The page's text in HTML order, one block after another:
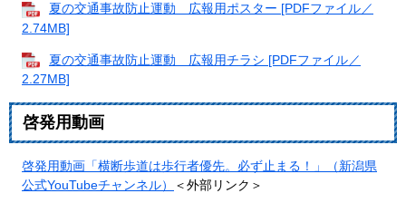
夏の交通事故防止運動 広報用ポスター [PDFファイル／
2.74MB]
夏の交通事故防止運動 広報用チラシ [PDFファイル／
2.27MB]
啓発用動画
啓発用動画「横断歩道は歩行者優先。必ず止まる！」（新潟県
公式YouTubeチャンネル）
＜外部リンク＞